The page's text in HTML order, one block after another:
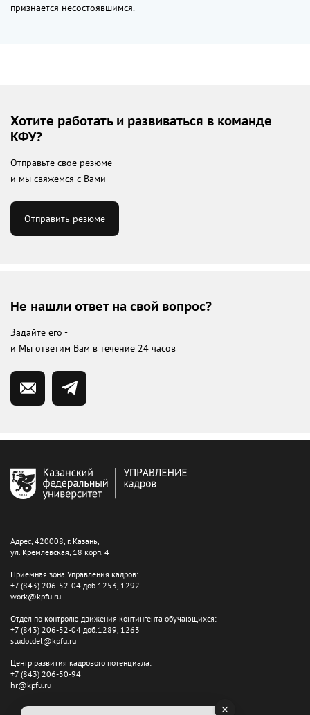
признается несостоявшимся.
Хотите работать и развиваться в команде
КФУ?
Отправьте свое резюме -
и мы свяжемся с Вами
Отправить резюме
Не нашли ответ на свой вопрос?
Задайте его -
и Мы ответим Вам в течение 24 часов
Адрес, 420008, г. Казань,
ул. Кремлёвская, 18 корп. 4
Приемная зона Управления кадров:
+7 (843) 206-52-04 доб.1253, 1292
work@kpfu.ru
Отдел по контролю движения контингента обучающихся:
+7 (843) 206-52-04 доб.1289, 1263
studotdel@kpfu.ru
Центр развития кадрового потенциала:
+7 (843) 206-50-94
hr@kpfu.ru